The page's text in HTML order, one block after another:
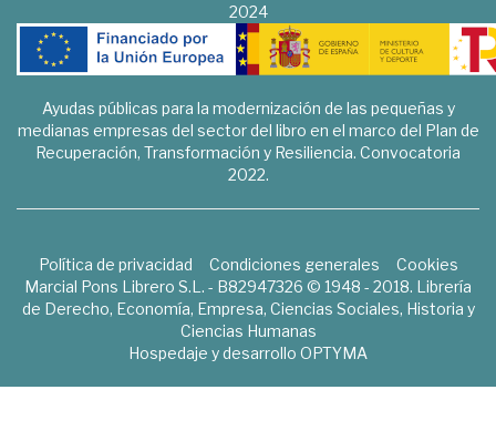
2024
Ayudas públicas para la modernización de las pequeñas y
medianas empresas del sector del libro en el marco del Plan de
Recuperación, Transformación y Resiliencia. Convocatoria
2022.
Política de privacidad Condiciones generales
Cookies
Marcial Pons Librero S.L. - B82947326 © 1948 - 2018. Librería
de Derecho, Economía, Empresa, Ciencias Sociales, Historia y
Ciencias Humanas
Hospedaje y desarrollo OPTYMA